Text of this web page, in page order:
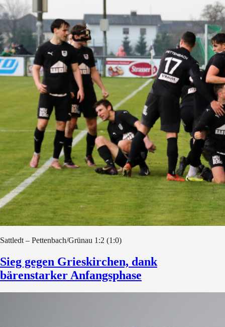
Sattledt – Pettenbach/Grünau 1:2 (1:0)
Sieg gegen Grieskirchen, dank
bärenstarker Anfangsphase